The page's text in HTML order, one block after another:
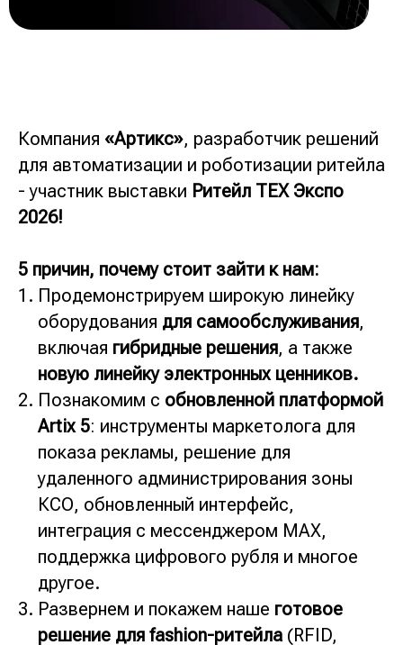
Компания «Артикс», разработчик решений
для автоматизации и роботизации ритейла
- участник выставки Ритейл ТЕХ Экспо
2026!
5 причин, почему стоит зайти к нам:
Продемонстрируем широкую линейку
оборудования для самообслуживания,
включая гибридные решения, а также
новую линейку электронных ценников.
Познакомим с обновленной платформой
Artix 5: инструменты маркетолога для
показа рекламы, решение для
удаленного администрирования зоны
КСО, обновленный интерфейс,
интеграция с мессенджером MAX,
поддержка цифрового рубля и многое
другое.
Развернем и покажем наше готовое
решение для fashion-ритейла (RFID,